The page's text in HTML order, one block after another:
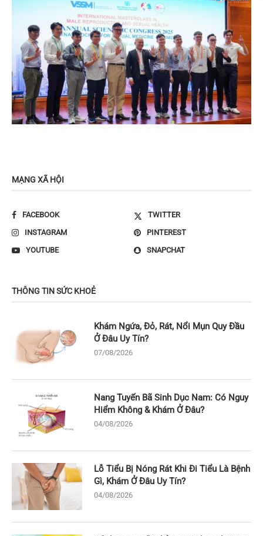
MẠNG XÃ HỘI
FACEBOOK
TWITTER
INSTAGRAM
PINTEREST
YOUTUBE
SNAPCHAT
THÔNG TIN SỨC KHOẺ
Khám Ngứa, Đỏ, Rát, Nổi Mụn Quy Đầu
Ở Đâu Uy Tín?
07/08/2026
Nang Tuyến Bã Sinh Dục Nam: Có Nguy
Hiểm Không & Khám Ở Đâu?
04/08/2026
Lỗ Tiểu Bị Nóng Rát Khi Đi Tiểu Là Bệnh
Gì, Khám Ở Đâu Uy Tín?
04/08/2026